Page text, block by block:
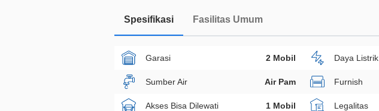
Spesifikasi Fasilitas Umum
Garasi 2 Mobil Daya Listrik
Sumber Air Air Pam Furnish
Akses Bisa Dilewati 1 Mobil Legalitas